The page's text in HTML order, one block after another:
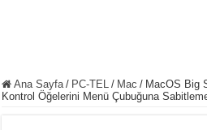
Ana Sayfa / PC-TEL / Mac / MacOS Big
Kontrol Öğelerini Menü Çubuğuna